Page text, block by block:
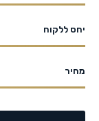
יחס ללקוח
מחיר